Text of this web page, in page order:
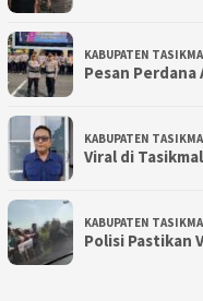
KABUPATEN
Pesan Perdana
KABUPATEN
Viral di
KABUPATEN
Polisi Pastikan